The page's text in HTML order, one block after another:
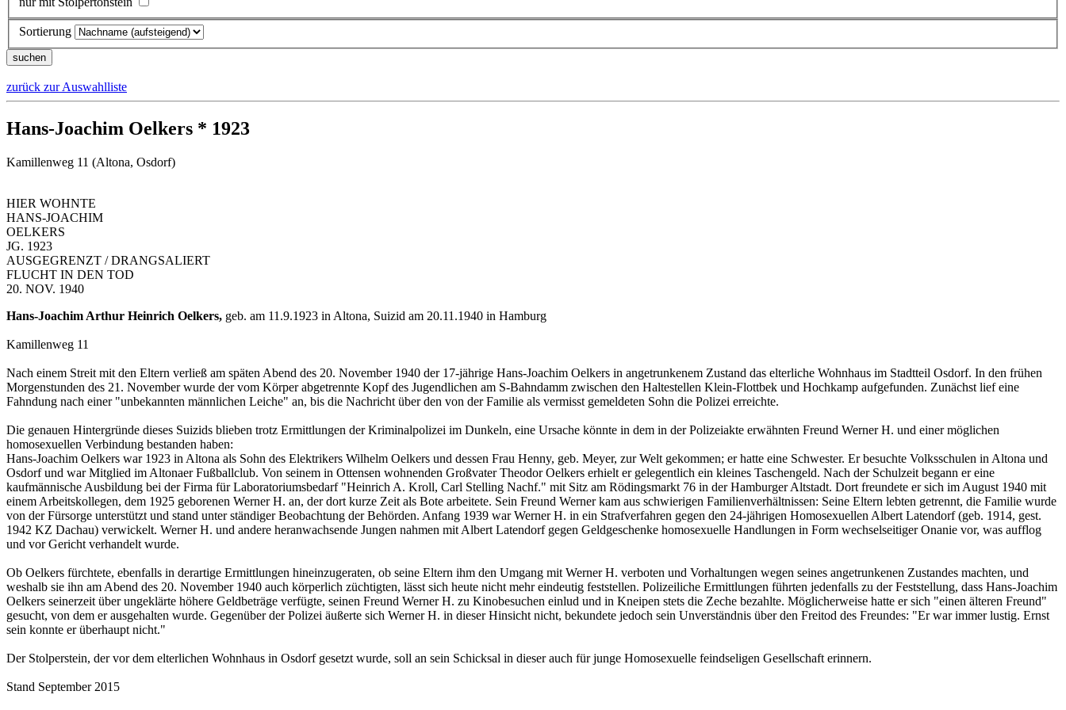
Sortierung
zurück zur Auswahlliste
Hans-Joachim Oelkers * 1923
Kamillenweg 11 (Altona, Osdorf)
HIER WOHNTE
HANS-JOACHIM
OELKERS
JG. 1923
AUSGEGRENZT / DRANGSALIERT
FLUCHT IN DEN TOD
20. NOV. 1940
Hans-Joachim Arthur Heinrich Oelkers, geb. am 11.9.1923 in Altona, Suizid am 20.11.1940 in Hamburg
Kamillenweg 11
Nach einem Streit mit den Eltern verließ am späten Abend des 20. November 1940 der 17-jährige Hans-Joachim Oelkers in angetrunkenem Zustand das elterliche Wohnhaus im Stadtteil Osdorf. In den frühen
Morgenstunden des 21. November wurde der vom Körper abgetrennte Kopf des Jugendlichen am S-Bahndamm zwischen den Haltestellen Klein-Flottbek und Hochkamp aufgefunden. Zunächst lief eine
Fahndung nach einer "unbekannten männlichen Leiche" an, bis die Nachricht über den von der Familie als vermisst gemeldeten Sohn die Polizei erreichte.
Die genauen Hintergründe dieses Suizids blieben trotz Ermittlungen der Kriminalpolizei im Dunkeln, eine Ursache könnte in dem in der Polizeiakte erwähnten Freund Werner H. und einer möglichen
homosexuellen Verbindung bestanden haben:
Hans-Joachim Oelkers war 1923 in Altona als Sohn des Elektrikers Wilhelm Oelkers und dessen Frau Henny, geb. Meyer, zur Welt gekommen; er hatte eine Schwester. Er besuchte Volksschulen in Altona und
Osdorf und war Mitglied im Altonaer Fußballclub. Von seinem in Ottensen wohnenden Großvater Theodor Oelkers erhielt er gelegentlich ein kleines Taschengeld. Nach der Schulzeit begann er eine
kaufmännische Ausbildung bei der Firma für Laboratoriumsbedarf "Heinrich A. Kroll, Carl Stelling Nachf." mit Sitz am Rödingsmarkt 76 in der Hamburger Altstadt. Dort freundete er sich im August 1940 mit
einem Arbeitskollegen, dem 1925 geborenen Werner H. an, der dort kurze Zeit als Bote arbeitete. Sein Freund Werner kam aus schwierigen Familienverhältnissen: Seine Eltern lebten getrennt, die Familie wurde
von der Fürsorge unterstützt und stand unter ständiger Beobachtung der Behörden. Anfang 1939 war Werner H. in ein Strafverfahren gegen den 24-jährigen Homosexuellen Albert Latendorf (geb. 1914, gest.
1942 KZ Dachau) verwickelt. Werner H. und andere heranwachsende Jungen nahmen mit Albert Latendorf gegen Geldgeschenke homosexuelle Handlungen in Form wechselseitiger Onanie vor, was aufflog
und vor Gericht verhandelt wurde.
Ob Oelkers fürchtete, ebenfalls in derartige Ermittlungen hineinzugeraten, ob seine Eltern ihm den Umgang mit Werner H. verboten und Vorhaltungen wegen seines angetrunkenen Zustandes machten, und
weshalb sie ihn am Abend des 20. November 1940 auch körperlich züchtigten, lässt sich heute nicht mehr eindeutig feststellen. Polizeiliche Ermittlungen führten jedenfalls zu der Feststellung, dass Hans-Joachim
Oelkers seinerzeit über ungeklärte höhere Geldbeträge verfügte, seinen Freund Werner H. zu Kinobesuchen einlud und in Kneipen stets die Zeche bezahlte. Möglicherweise hatte er sich "einen älteren Freund"
gesucht, von dem er ausgehalten wurde. Gegenüber der Polizei äußerte sich Werner H. in dieser Hinsicht nicht, bekundete jedoch sein Unverständnis über den Freitod des Freundes: "Er war immer lustig. Ernst
sein konnte er überhaupt nicht."
Der Stolperstein, der vor dem elterlichen Wohnhaus in Osdorf gesetzt wurde, soll an sein Schicksal in dieser auch für junge Homosexuelle feindseligen Gesellschaft erinnern.
Stand September 2015